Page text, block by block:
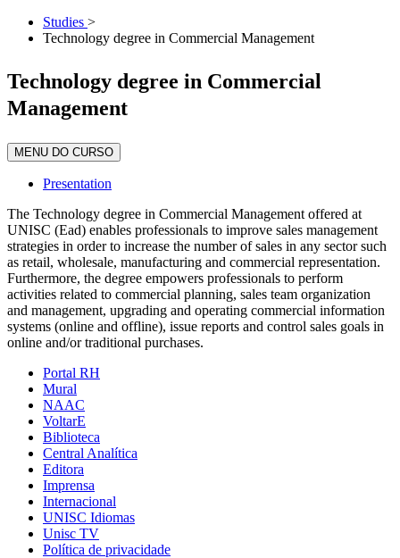
Studies >
Technology degree in Commercial Management
Technology degree in Commercial
Management
MENU DO CURSO
Presentation
The Technology degree in Commercial Management offered at
UNISC (Ead) enables professionals to improve sales management
strategies in order to increase the number of sales in any sector such
as retail, wholesale, manufacturing and commercial representation.
Furthermore, the degree empowers professionals to perform
activities related to commercial planning, sales team organization
and management, upgrading and operating commercial information
systems (online and offline), issue reports and control sales goals in
online and/or traditional purchases.
Portal RH
Mural
NAAC
VoltarE
Biblioteca
Central Analítica
Editora
Imprensa
Internacional
UNISC Idiomas
Unisc TV
Política de privacidade